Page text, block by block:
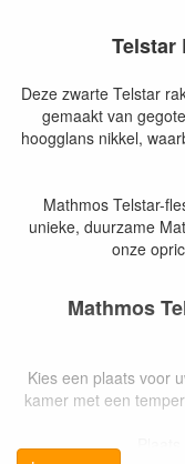
Telstar
Deze zwarte Telstar
gemaakt van
hoogglans nikkel,
Mathmos Telstar-
unieke, duurzame
onze
Mathmos
Kies een plaats voor
kamer met een